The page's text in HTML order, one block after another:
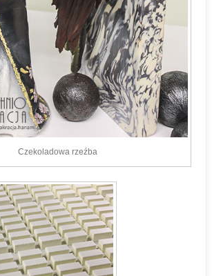
Czekoladowa rzeźba